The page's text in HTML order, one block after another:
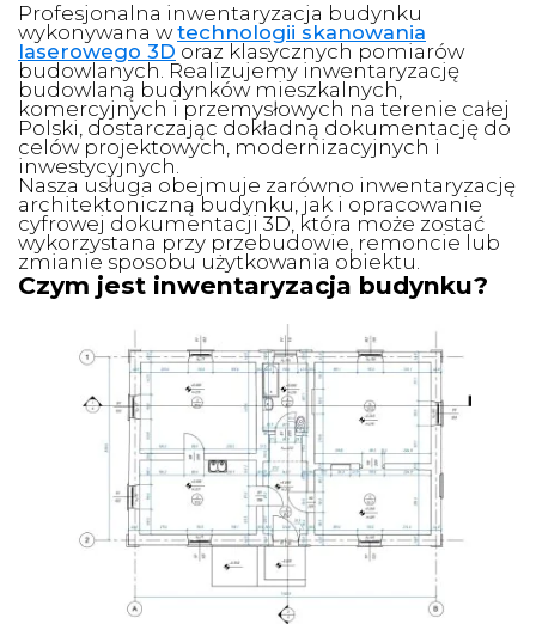
Profesjonalna inwentaryzacja budynku
wykonywana wtechnologii skanowania
laserowego 3D oraz klasycznych pomiarów
budowlanych. Realizujemy inwentaryzację
budowlaną budynków mieszkalnych,
komercyjnych i przemysłowych na terenie całej
Polski, dostarczając dokładną dokumentację do
celów projektowych, modernizacyjnych i
inwestycyjnych.
Nasza usługa obejmuje zarówno inwentaryzację
architektoniczną budynku, jak i opracowanie
cyfrowej dokumentacji 3D, która może zostać
wykorzystana przy przebudowie, remoncie lub
zmianie sposobu użytkowania obiektu.
Czym jest inwentaryzacja budynku?